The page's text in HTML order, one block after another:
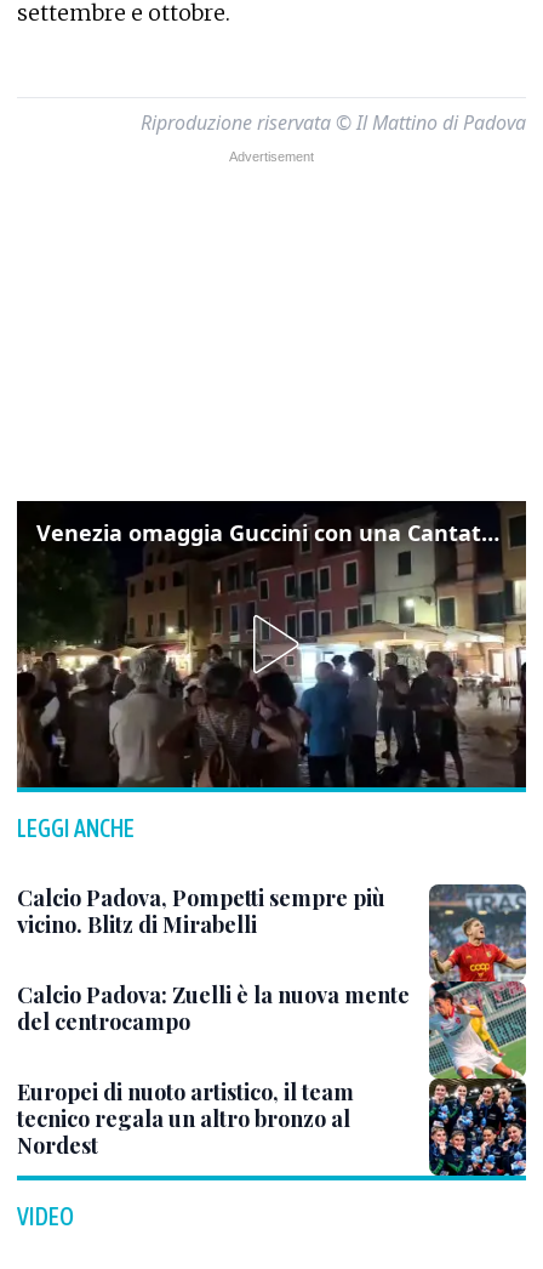
settembre e ottobre.
Riproduzione riservata © Il Mattino di Padova
Venezia omaggia Guccini con una Cantata Anarchica in campo Santa Margherita
LEGGI ANCHE
Calcio Padova, Pompetti sempre più
vicino. Blitz di Mirabelli
Calcio Padova: Zuelli è la nuova mente
del centrocampo
Europei di nuoto artistico, il team
tecnico regala un altro bronzo al
Nordest
VIDEO